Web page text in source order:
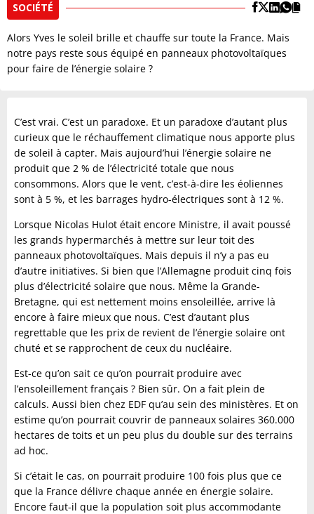
SOCIÉTÉ
Alors Yves le soleil brille et chauffe sur toute la France. Mais
notre pays reste sous équipé en panneaux photovoltaïques
pour faire de l’énergie solaire ?
C’est vrai. C’est un paradoxe. Et un paradoxe d’autant plus
curieux que le réchauffement climatique nous apporte plus
de soleil à capter. Mais aujourd’hui l’énergie solaire ne
produit que 2 % de l’électricité totale que nous
consommons. Alors que le vent, c’est-à-dire les éoliennes
sont à 5 %, et les barrages hydro-électriques sont à 12 %.
Lorsque Nicolas Hulot était encore Ministre, il avait poussé
les grands hypermarchés à mettre sur leur toit des
panneaux photovoltaïques. Mais depuis il n’y a pas eu
d’autre initiatives. Si bien que l’Allemagne produit cinq fois
plus d’électricité solaire que nous. Même la Grande-
Bretagne, qui est nettement moins ensoleillée, arrive là
encore à faire mieux que nous. C’est d’autant plus
regrettable que les prix de revient de l’énergie solaire ont
chuté et se rapprochent de ceux du nucléaire.
Est-ce qu’on sait ce qu’on pourrait produire avec
l’ensoleillement français ? Bien sûr. On a fait plein de
calculs. Aussi bien chez EDF qu’au sein des ministères. Et on
estime qu’on pourrait couvrir de panneaux solaires 360.000
hectares de toits et un peu plus du double sur des terrains
ad hoc.
Si c’était le cas, on pourrait produire 100 fois plus que ce
que la France délivre chaque année en énergie solaire.
Encore faut-il que la population soit plus accommodante